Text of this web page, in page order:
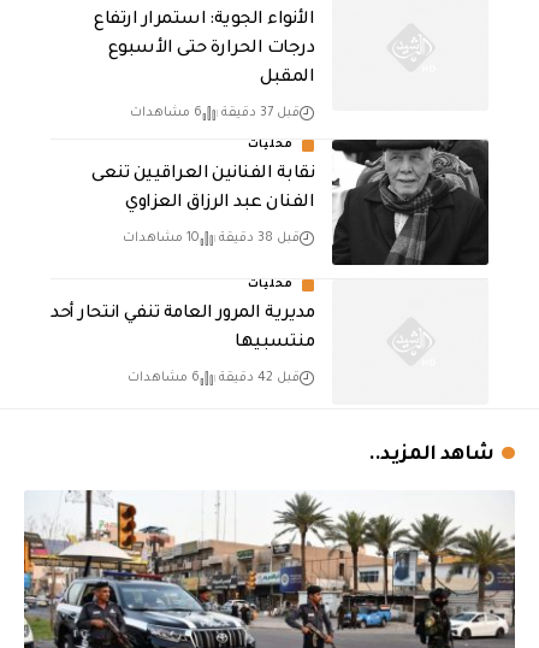
الأنواء الجوية: استمرار ارتفاع
درجات الحرارة حتى الأسبوع
المقبل
قبل 37 دقيقة 6 مشاهدات
محليات
نقابة الفنانين العراقيين تنعى
الفنان عبد الرزاق العزاوي
قبل 38 دقيقة 10 مشاهدات
محليات
مديرية المرور العامة تنفي انتحار أحد
منتسبيها
قبل 42 دقيقة 6 مشاهدات
شاهد المزيد..